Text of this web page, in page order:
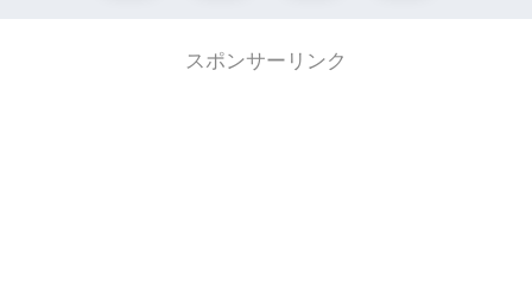
スポンサーリンク